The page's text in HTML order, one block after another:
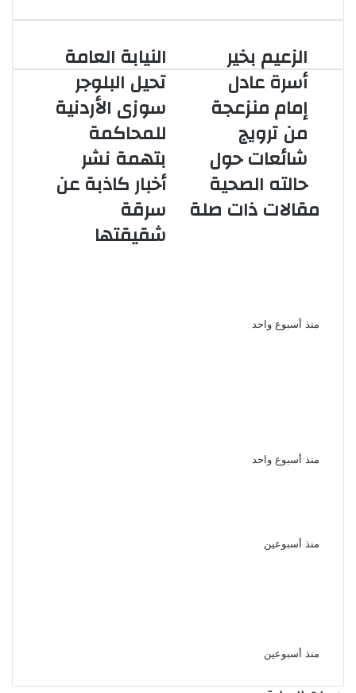
النيابة
العامة
تحيل
البلوجر
سوزى
الأردنية
للمحاكمة
بتهمة
نشر
كاذبة
عن
النيابة العامة
تحيل البلوجر
سوزى الأردنية
للمحاكمة
بتهمة نشر
أخبار كاذبة عن
سرقة
شقيقتها
الزعيم
بخير
أسرة
عادل
إمام
منزعجة
من
ترويج
شائعات
حول
حالته
الزعيم بخير
أسرة عادل
إمام منزعجة
من ترويج
شائعات حول
حالته الصحية
مقالات ذات صلة
منذ أسبوع واحد
منذ أسبوع واحد
منذ أسبوعين
منذ أسبوعين